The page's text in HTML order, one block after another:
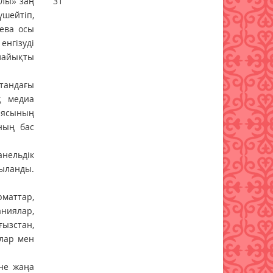
осы
медиа
бас
мен
жаңа